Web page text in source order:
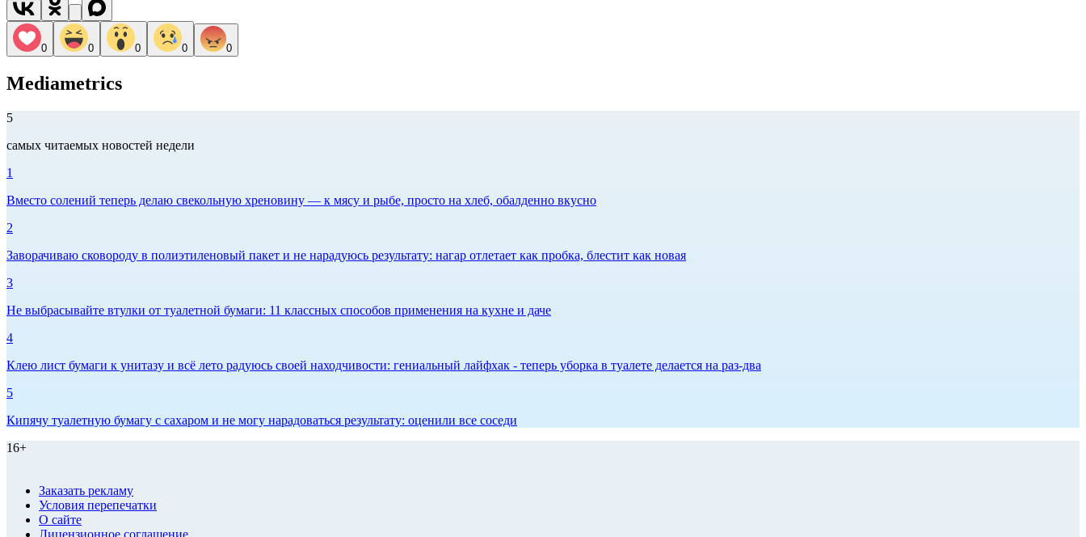
0 0 0 0 0
Mediametrics
5
самых читаемых новостей недели
1
Вместо солений теперь делаю свекольную хреновину — к мясу и рыбе, просто на хлеб, обалденно вкусно
2
Заворачиваю сковороду в полиэтиленовый пакет и не нарадуюсь результату: нагар отлетает как пробка, блестит как новая
3
Не выбрасывайте втулки от туалетной бумаги: 11 классных способов применения на кухне и даче
4
Клею лист бумаги к унитазу и всё лето радуюсь своей находчивости: гениальный лайфхак - теперь уборка в туалете делается на раз-два
5
Кипячу туалетную бумагу с сахаром и не могу нарадоваться результату: оценили все соседи
16+
Заказать рекламу
Условия перепечатки
О сайте